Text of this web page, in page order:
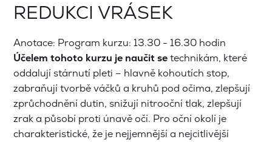
REDUKCI VRÁSEK
Anotace: Program kurzu: 13.30 - 16.30 hodin
Účelem tohoto kurzu je naučit setechnikám, které
oddalují stárnutí pleti – hlavně kohoutích stop,
zabraňují tvorbě váčků a kruhů pod očima, zlepšují
zprůchodnění dutin, snižují nitrooční tlak, zlepšují
zrak a působí proti únavě očí. Pro oční okolí je
charakteristické, že je nejjemnější a nejcitlivější